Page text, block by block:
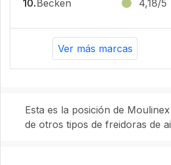
10.Becken 4,18/5
Ver más marcas
Esta es la posición de
de otros tipos de freidoras de